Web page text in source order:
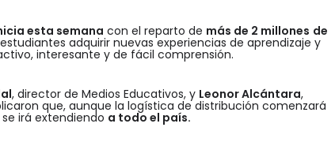
esta semana con el reparto de más de 2 millones de
adquirir nuevas experiencias de aprendizaje y
interesante y de fácil comprensión.
, director de Medios Educativos, y Leonor Alcántara,
que, aunque la logística de distribución comenzará
irá extendiendo a todo el país.